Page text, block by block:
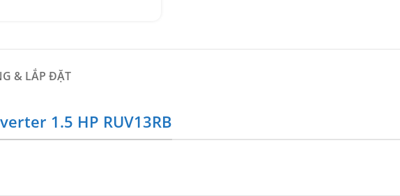
& LẮP ĐẶT
1.5 HP RUV13RB